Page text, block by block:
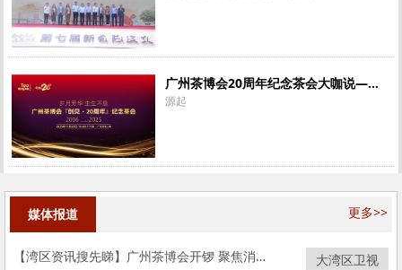
广州茶博会20周年纪念茶会大咖说——源起
源起
媒体报道 更多>>
【湾区资讯搜先睇】广州茶博会开锣 聚焦消费新场景新增量 大湾区卫视